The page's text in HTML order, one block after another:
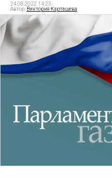
24.08.2022 14:23
Автор: Виктория Карташева